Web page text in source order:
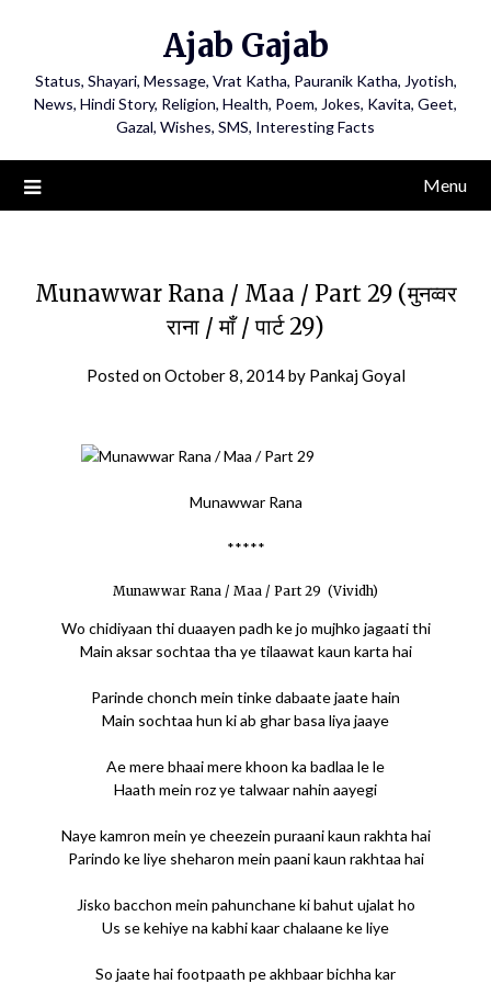
Ajab Gajab
Status, Shayari, Message, Vrat Katha, Pauranik Katha, Jyotish,
News, Hindi Story, Religion, Health, Poem, Jokes, Kavita, Geet,
Gazal, Wishes, SMS, Interesting Facts
Menu
Munawwar Rana / Maa / Part 29 (मुनव्वर
राना / माँ / पार्ट 29)
Posted onOctober 8, 2014by Pankaj Goyal
Munawwar Rana
*****
Munawwar Rana / Maa / Part 29 (Vividh)
Wo chidiyaan thi duaayen padh ke jo mujhko jagaati thi
Main aksar sochtaa tha ye tilaawat kaun karta hai
Parinde chonch mein tinke dabaate jaate hain
Main sochtaa hun ki ab ghar basa liya jaaye
Ae mere bhaai mere khoon ka badlaa le le
Haath mein roz ye talwaar nahin aayegi
Naye kamron mein ye cheezein puraani kaun rakhta hai
Parindo ke liye sheharon mein paani kaun rakhtaa hai
Jisko bacchon mein pahunchane ki bahut ujalat ho
Us se kehiye na kabhi kaar chalaane ke liye
So jaate hai footpaath pe akhbaar bichha kar